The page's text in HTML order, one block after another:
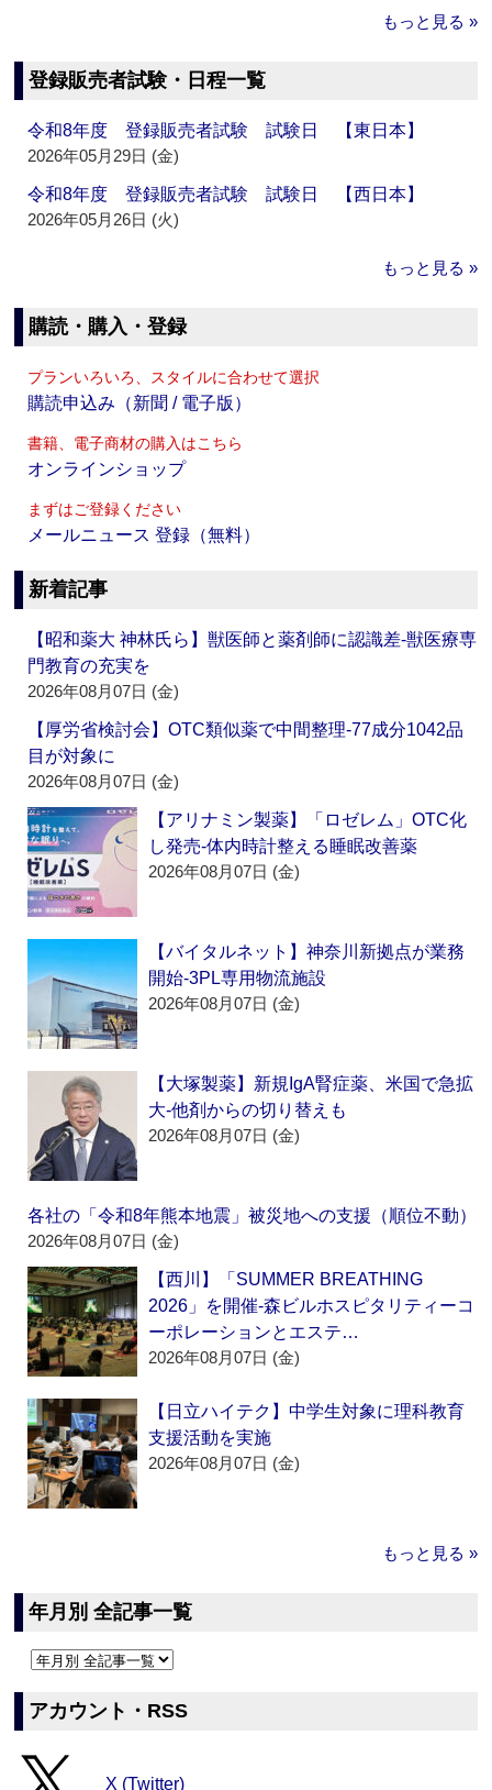
もっと見る »
登録販売者試験・日程一覧
令和8年度 登録販売者試験 試験日 【東日本】
2026年05月29日 (金)
令和8年度 登録販売者試験 試験日 【西日本】
2026年05月26日 (火)
もっと見る »
購読・購入・登録
プランいろいろ、スタイルに合わせて選択
購読申込み（新聞 / 電子版）
書籍、電子商材の購入はこちら
オンラインショップ
まずはご登録ください
メールニュース 登録（無料）
新着記事
【昭和薬大 神林氏ら】獣医師と薬剤師に認識差‐獣医療専
門教育の充実を
2026年08月07日 (金)
【厚労省検討会】OTC類似薬で中間整理‐77成分1042品
目が対象に
2026年08月07日 (金)
【アリナミン製薬】「ロゼレム」OTC化
し発売‐体内時計整える睡眠改善薬
2026年08月07日 (金)
【バイタルネット】神奈川新拠点が業務
開始‐3PL専用物流施設
2026年08月07日 (金)
【大塚製薬】新規IgA腎症薬、米国で急拡
大‐他剤からの切り替えも
2026年08月07日 (金)
各社の「令和8年熊本地震」被災地への支援（順位不動）
2026年08月07日 (金)
【西川】「SUMMER BREATHING
2026」を開催‐森ビルホスピタリティーコ
ーポレーションとエステ…
2026年08月07日 (金)
【日立ハイテク】中学生対象に理科教育
支援活動を実施
2026年08月07日 (金)
もっと見る »
年月別 全記事一覧
アカウント・RSS
X (Twitter)